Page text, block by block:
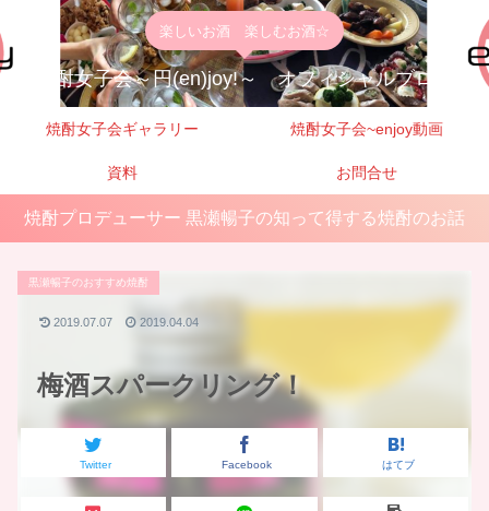
楽しいお酒 楽しむお酒☆
焼酎女子会～円(en)joy!～ オフィシャルブログ
焼酎女子会ギャラリー 焼酎女子会~enjoy動画
資料 お問合せ
焼酎プロデューサー 黒瀬暢子の知って得する焼酎のお話
梅酒スパークリング！
黒瀬暢子のおすすめ焼酎
Twitter Facebook はてブ
2019.07.07 2019.04.04